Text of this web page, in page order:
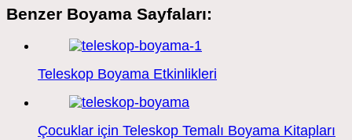
Benzer Boyama Sayfaları:
Teleskop Boyama Etkinlikleri
Çocuklar için Teleskop Temalı Boyama Kitapları